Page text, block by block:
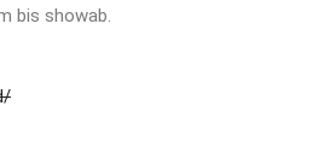
bis showab.